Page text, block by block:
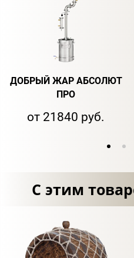
ДОБРЫЙ ЖАР АБСОЛЮТ
ПРО
от 21840 руб.
С этим